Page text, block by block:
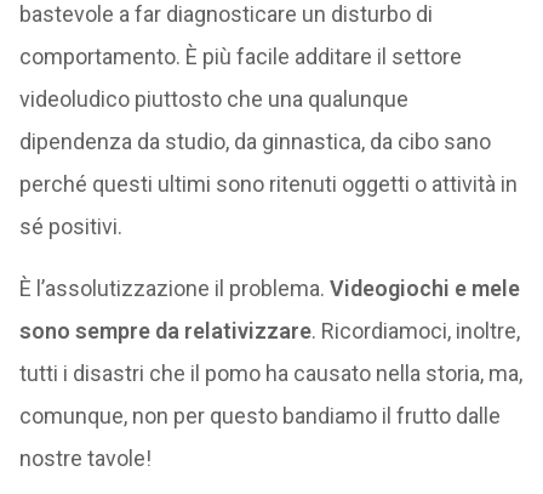
bastevole a far diagnosticare un disturbo di
comportamento. È più facile additare il settore
videoludico piuttosto che una qualunque
dipendenza da studio, da ginnastica, da cibo sano
perché questi ultimi sono ritenuti oggetti o attività in
sé positivi.
È l’assolutizzazione il problema. Videogiochi e mele
sono sempre da relativizzare. Ricordiamoci, inoltre,
tutti i disastri che il pomo ha causato nella storia, ma,
comunque, non per questo bandiamo il frutto dalle
nostre tavole!